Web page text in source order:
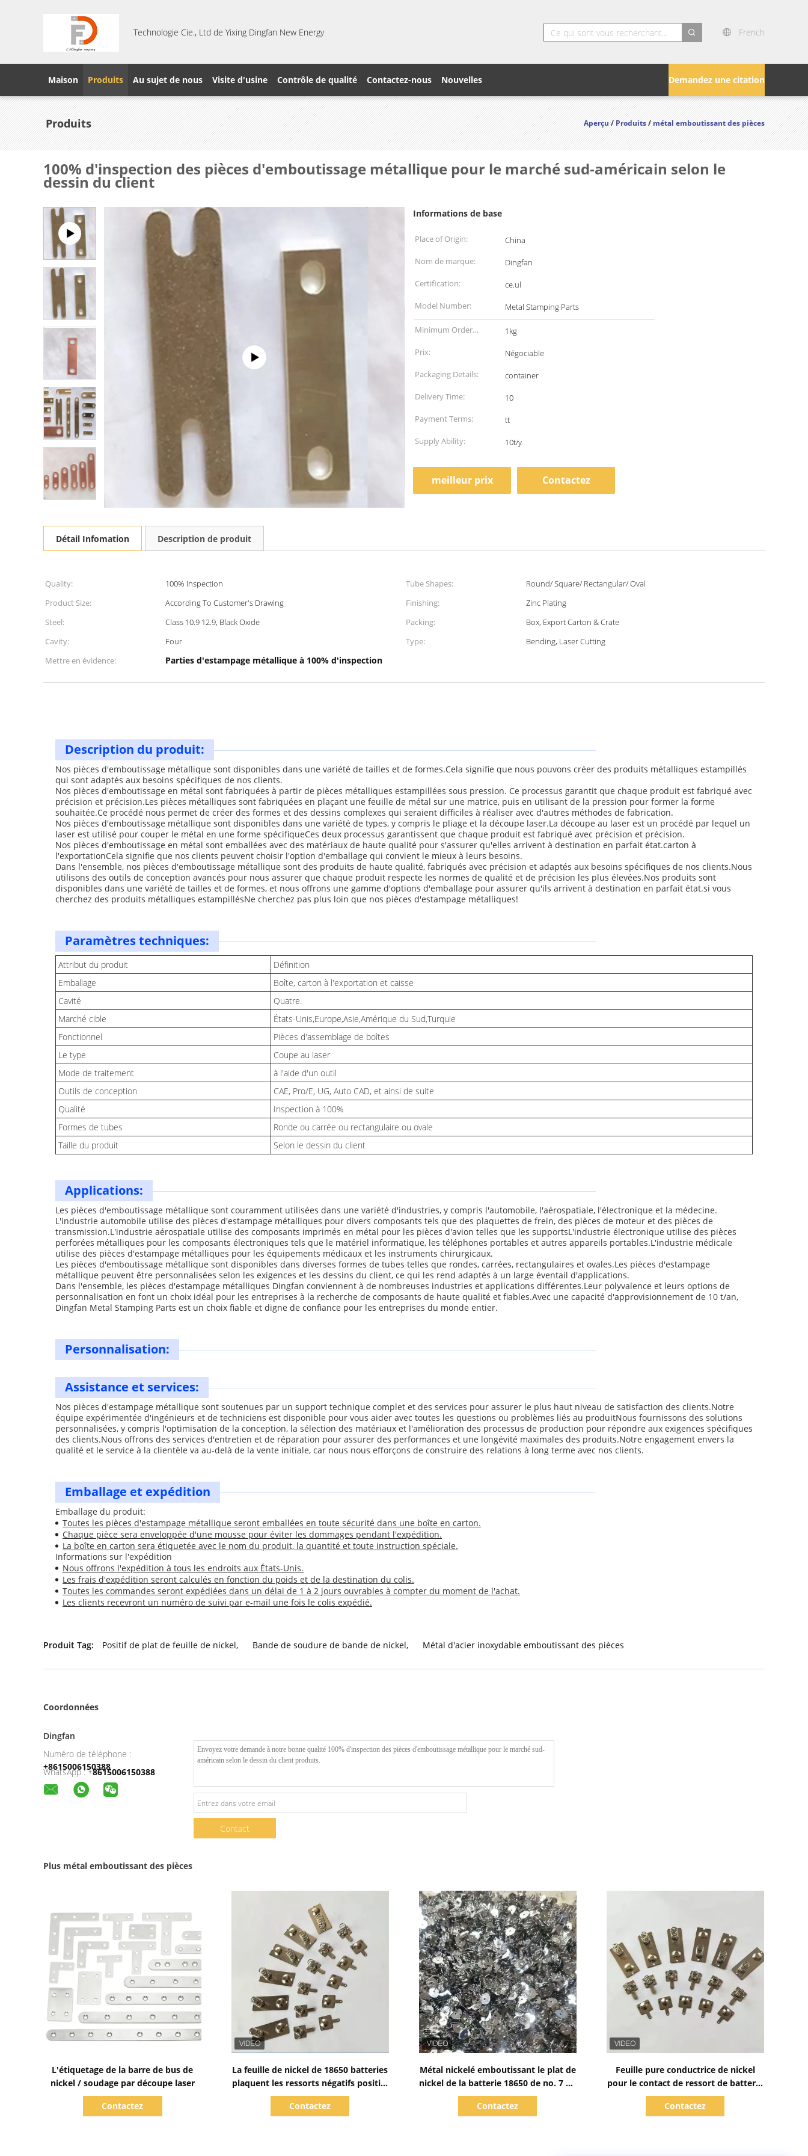
Technologie Cie., Ltd de Yixing Dingfan New Energy
French
Demandez une citation
Maison Produits Au sujet de nous Visite d'usine Contrôle de qualité Contactez-nous Nouvelles
Produits Aperçu/Produits/métal emboutissant des pièces
100% d'inspection des pièces d'emboutissage métallique pour le marché sud-américain selon le
dessin du client
Informations de base
Place of Origin:
China
Nom de marque:
Dingfan
Certification:
ce.ul
Model Number:
Metal Stamping Parts
Minimum Order
Quantity:
1kg
Prix:
Négociable
Packaging Details:
container
Delivery Time:
10
Payment Terms:
tt
Supply Ability:
10t/y
meilleur prix Contactez
Détail Infomation Description de produit
Quality: 100% Inspection Tube Shapes:
Round/ Square/ Rectangular/ Oval
Product Size:
According To Customer's Drawing Finishing:
Zinc Plating
Steel:
Class 10.9 12.9, Black Oxide Packing:
Box, Export Carton & Crate
Cavity:
Four Type:
Bending, Laser Cutting
Mettre en évidence:
Parties d'estampage métallique à 100% d'inspection
Description du produit:
Nos pièces d'emboutissage métallique sont disponibles dans une variété de tailles et de formes.Cela signifie que nous pouvons créer des produits métalliques estampillés
qui sont adaptés aux besoins spécifiques de nos clients.
Nos pièces d'emboutissage en métal sont fabriquées à partir de pièces métalliques estampillées sous pression. Ce processus garantit que chaque produit est fabriqué avec
précision et précision.Les pièces métalliques sont fabriquées en plaçant une feuille de métal sur une matrice, puis en utilisant de la pression pour former la forme
souhaitée.Ce procédé nous permet de créer des formes et des dessins complexes qui seraient difficiles à réaliser avec d'autres méthodes de fabrication.
Nos pièces d'emboutissage métallique sont disponibles dans une variété de types, y compris le pliage et la découpe laser.La découpe au laser est un procédé par lequel un
laser est utilisé pour couper le métal en une forme spécifiqueCes deux processus garantissent que chaque produit est fabriqué avec précision et précision.
Nos pièces d'emboutissage en métal sont emballées avec des matériaux de haute qualité pour s'assurer qu'elles arrivent à destination en parfait état.carton à
l'exportationCela signifie que nos clients peuvent choisir l'option d'emballage qui convient le mieux à leurs besoins.
Dans l'ensemble, nos pièces d'emboutissage métallique sont des produits de haute qualité, fabriqués avec précision et adaptés aux besoins spécifiques de nos clients.Nous
utilisons des outils de conception avancés pour nous assurer que chaque produit respecte les normes de qualité et de précision les plus élevées.Nos produits sont
disponibles dans une variété de tailles et de formes, et nous offrons une gamme d'options d'emballage pour assurer qu'ils arrivent à destination en parfait état.si vous
cherchez des produits métalliques estampillésNe cherchez pas plus loin que nos pièces d'estampage métalliques!
Paramètres techniques:
Attribut du produit
Définition
Emballage
Boîte, carton à l'exportation et caisse
Cavité
Quatre.
Marché cible
États-Unis,Europe,Asie,Amérique du Sud,Turquie
Fonctionnel
Pièces d'assemblage de boîtes
Le type
Coupe au laser
Mode de traitement
à l'aide d'un outil
Outils de conception
CAE, Pro/E, UG, Auto CAD, et ainsi de suite
Qualité
Inspection à 100%
Formes de tubes
Ronde ou carrée ou rectangulaire ou ovale
Taille du produit
Selon le dessin du client
Applications:
Les pièces d'emboutissage métallique sont couramment utilisées dans une variété d'industries, y compris l'automobile, l'aérospatiale, l'électronique et la médecine.
L'industrie automobile utilise des pièces d'estampage métalliques pour divers composants tels que des plaquettes de frein, des pièces de moteur et des pièces de
transmission.L'industrie aérospatiale utilise des composants imprimés en métal pour les pièces d'avion telles que les supportsL'industrie électronique utilise des pièces
perforées métalliques pour les composants électroniques tels que le matériel informatique, les téléphones portables et autres appareils portables.L'industrie médicale
utilise des pièces d'estampage métalliques pour les équipements médicaux et les instruments chirurgicaux.
Les pièces d'emboutissage métallique sont disponibles dans diverses formes de tubes telles que rondes, carrées, rectangulaires et ovales.Les pièces d'estampage
métallique peuvent être personnalisées selon les exigences et les dessins du client, ce qui les rend adaptés à un large éventail d'applications.
Dans l'ensemble, les pièces d'estampage métalliques Dingfan conviennent à de nombreuses industries et applications différentes.Leur polyvalence et leurs options de
personnalisation en font un choix idéal pour les entreprises à la recherche de composants de haute qualité et fiables.Avec une capacité d'approvisionnement de 10 t/an,
Dingfan Metal Stamping Parts est un choix fiable et digne de confiance pour les entreprises du monde entier.
Personnalisation:
Assistance et services:
Nos pièces d'estampage métallique sont soutenues par un support technique complet et des services pour assurer le plus haut niveau de satisfaction des clients.Notre
équipe expérimentée d'ingénieurs et de techniciens est disponible pour vous aider avec toutes les questions ou problèmes liés au produitNous fournissons des solutions
personnalisées, y compris l'optimisation de la conception, la sélection des matériaux et l'amélioration des processus de production pour répondre aux exigences spécifiques
des clients.Nous offrons des services d'entretien et de réparation pour assurer des performances et une longévité maximales des produits.Notre engagement envers la
qualité et le service à la clientèle va au-delà de la vente initiale, car nous nous efforçons de construire des relations à long terme avec nos clients.
Emballage et expédition
Emballage du produit:
Toutes les pièces d'estampage métallique seront emballées en toute sécurité dans une boîte en carton.
Chaque pièce sera enveloppée d'une mousse pour éviter les dommages pendant l'expédition.
La boîte en carton sera étiquetée avec le nom du produit, la quantité et toute instruction spéciale.
Informations sur l'expédition
Nous offrons l'expédition à tous les endroits aux États-Unis.
Les frais d'expédition seront calculés en fonction du poids et de la destination du colis.
Toutes les commandes seront expédiées dans un délai de 1 à 2 jours ouvrables à compter du moment de l'achat.
Les clients recevront un numéro de suivi par e-mail une fois le colis expédié.
Produit Tag: Positif de plat de feuille de nickel, Bande de soudure de bande de nickel, Métal d'acier inoxydable emboutissant des pièces
Coordonnées
Dingfan
Numéro de téléphone :
+8615006150388
WhatsApp :+8615006150388
Contact
Plus métal emboutissant des pièces
L'étiquetage de la barre de bus de
nickel / soudage par découpe laser
Contactez
La feuille de nickel de 18650 batteries
plaquent les ressorts négatifs positifs
de contact de batterie
Contactez
Métal nickelé emboutissant le plat de
nickel de la batterie 18650 de no. 7 de
pièces
Contactez
Feuille pure conductrice de nickel
pour le contact de ressort de batterie
de no. 7 de no. 5
Contactez